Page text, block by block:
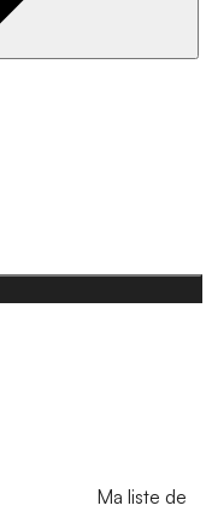
Ma liste de